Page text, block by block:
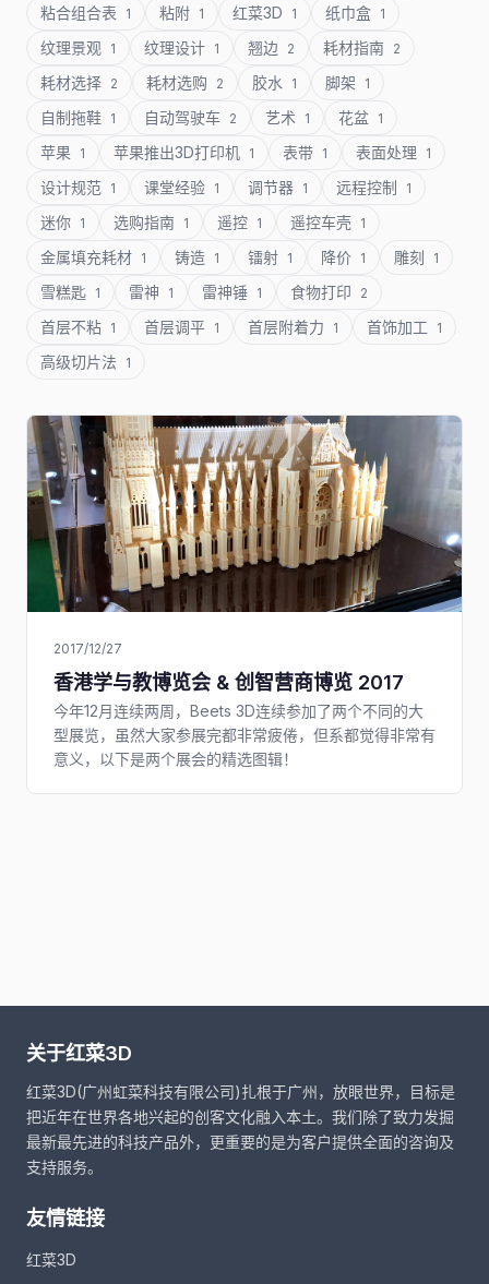
粘合组合表 1 粘附 1 红菜3D 1 纸巾盒 1
纹理景观 1 纹理设计 1 翘边 2 耗材指南 2
耗材选择 2 耗材选购 2 胶水 1 脚架 1
自制拖鞋 1 自动驾驶车 2 艺术 1 花盆 1
苹果 1 苹果推出3D打印机 1 表带 1 表面处理 1
设计规范 1 课堂经验 1 调节器 1 远程控制 1
迷你 1 选购指南 1 遥控 1 遥控车壳 1
金属填充耗材 1 铸造 1 镭射 1 降价 1 雕刻 1
雪糕匙 1 雷神 1 雷神锤 1 食物打印 2
首层不粘 1 首层调平 1 首层附着力 1 首饰加工 1
高级切片法 1
2017/12/27
香港学与教博览会 & 创智营商博览 2017
今年12月连续两周，Beets 3D连续参加了两个不同的大
型展览，虽然大家参展完都非常疲倦，但系都觉得非常有
意义，以下是两个展会的精选图辑！
关于红菜3D
红菜3D(广州虹菜科技有限公司)扎根于广州，放眼世界，目标是
把近年在世界各地兴起的创客文化融入本土。我们除了致力发掘
最新最先进的科技产品外，更重要的是为客户提供全面的咨询及
支持服务。
友情链接
红菜3D